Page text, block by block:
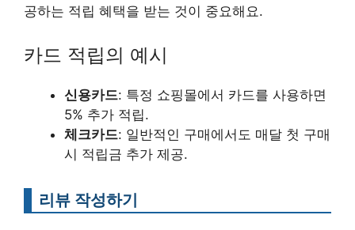
공하는 적립 혜택을 받는 것이 중요해요.
카드 적립의 예시
신용카드: 특정 쇼핑몰에서 카드를 사용하면
5% 추가 적립.
체크카드: 일반적인 구매에서도 매달 첫 구매
시 적립금 추가 제공.
리뷰 작성하기